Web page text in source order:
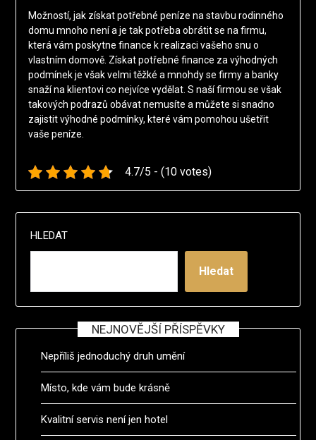
Možností, jak získat potřebné peníze na stavbu rodinného
domu mnoho není a je tak potřeba obrátit se na firmu,
která vám poskytne finance k realizaci vašeho snu o
vlastním domově. Získat potřebné finance za výhodných
podmínek je však velmi těžké a mnohdy se firmy a banky
snaží na klientovi co nejvíce vydělat. S naší firmou se však
takových podrazů obávat nemusíte a můžete si snadno
zajistit výhodné podmínky, které vám pomohou ušetřit
vaše peníze.
4.7/5 - (10 votes)
HLEDAT
Hledat
NEJNOVĚJŠÍ PŘÍSPĚVKY
Nepříliš jednoduchý druh umění
Místo, kde vám bude krásně
Kvalitní servis není jen hotel